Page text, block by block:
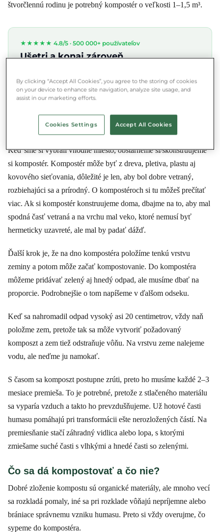
štvorčlennú rodinu je potrebný kompostér o veľkosti 1–1,5 m³.
★★★★★ 4.8/5 · 500 000+ používateľov
Ušetri a konaj zároveň
svojom okolí.
Keď sme si vybrali vhodné miesto, obstarneme si/skonštruujeme
si kompostér. Kompostér môže byť z dreva, pletiva, plastu aj
kovového sieťovania, dôležité je len, aby bol dobre vetraný,
rozbiehajúci sa a prírodný. O kompostéroch si tu môžeš prečítať
viac. Ak si kompostér konstruujeme doma, dbajme na to, aby mal
spodná časť vetraná a na vrchu mal veko, ktoré nemusí byť
hermeticky uzavreté, ale mal by padať dážď.
Ďalší krok je, že na dno kompostéra položíme tenkú vrstvu
zeminy a potom môže začať kompostovanie. Do kompostéra
môžeme pridávať zelený aj hnedý odpad, ale musíme dbať na
proporcie. Podrobnejšie o tom napíšeme v ďalšom odseku.
Keď sa nahromadil odpad vysoký asi 20 centimetrov, vždy naň
položme zem, pretože tak sa môže vytvoriť požadovaný
komposzt a zem tiež odstraňuje vôňu. Na vrstvu zeme nalejeme
vodu, ale neďme ju namokať.
S časom sa komposzt postupne zrúti, preto ho musíme každé 2–3
mesiace premieša. To je potrebné, pretože z stlačeného materiálu
sa vyparía vzduch a takto ho prevzdušňujeme. Už hotové časti
humasu pomáhajú pri transformácii ešte nerozložených částí. Na
premiesňanie stačí záhradný vidlica alebo lopa, s ktorými
zmiešame suché časti s vlhkými a hnedé časti so zelenými.
Čo sa dá kompostovať a čo nie?
Dobré zloženie kompostu sú organické materiály, ale mnoho vecí
sa rozkladá pomaly, iné sa pri rozklade vôňajú nepríjemne alebo
brániace správnemu vzniku humasu. Preto si vždy overujme, čo
sypeme do kompostéra.
By clicking “Accept All Cookies”, you agree to the storing of cookies
on your device to enhance site navigation, analyze site usage, and
assist in our marketing efforts.
Cookies Settings Accept All Cookies